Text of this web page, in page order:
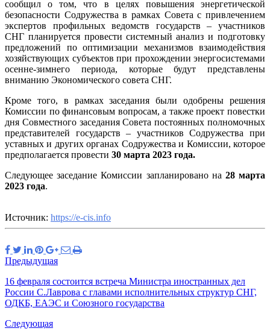
сообщил о том, что в целях повышения энергетической
безопасности Содружества в рамках Совета с привлечением
экспертов профильных ведомств государств – участников
СНГ планируется провести системный анализ и подготовку
предложений по оптимизации механизмов взаимодействия
хозяйствующих субъектов при прохождении энергосистемами
осенне-зимнего периода, которые будут представлены
вниманию Экономического совета СНГ.
Кроме того, в рамках заседания были одобрены решения
Комиссии по финансовым вопросам, а также проект повестки
дня Совместного заседания Совета постоянных полномочных
представителей государств – участников Содружества при
уставных и других органах Содружества и Комиссии, которое
предполагается провести 30 марта 2023 года.
Следующее заседание Комиссии запланировано на 28 марта
2023 года.
Источник: https://e-cis.info
Предыдущая
16 февраля состоится встреча Министра иностранных дел
России С.Лаврова с главами исполнительных структур СНГ,
ОДКБ, ЕАЭС и Союзного государства
Следующая